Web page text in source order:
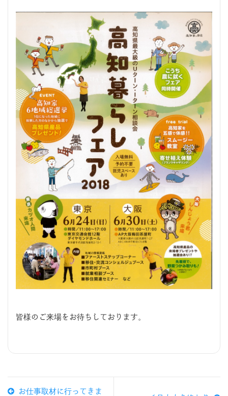
皆様のご来場をお待ちしております。
お仕事取材に行ってきま